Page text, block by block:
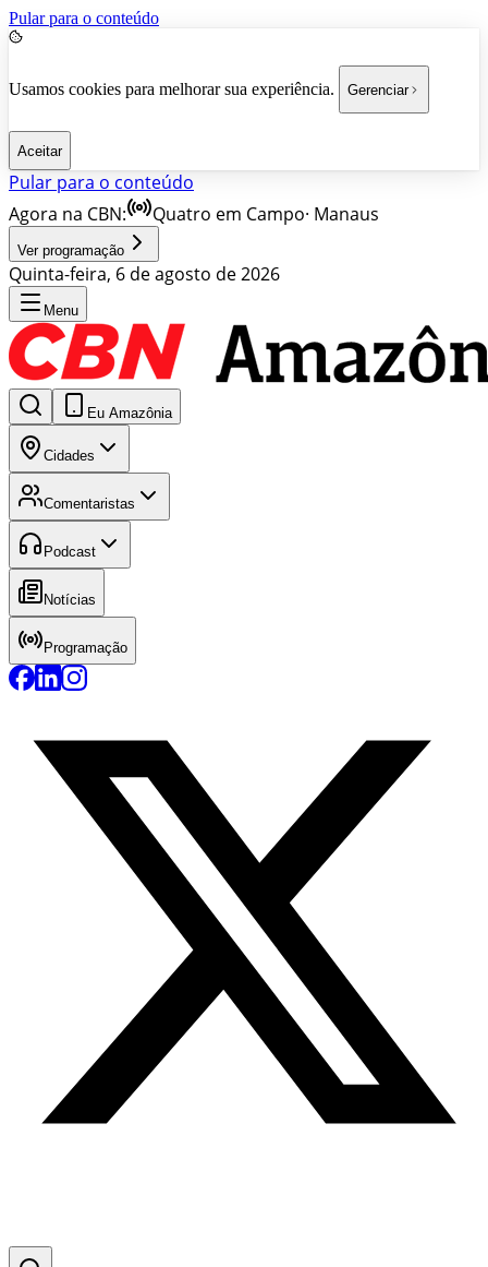
Pular para o conteúdo
Usamos cookies para melhorar sua experiência. Gerenciar
Aceitar
Pular para o conteúdo
Agora na CBN:
Quatro em Campo· Manaus
Ver programação
Quinta-feira, 6 de agosto de 2026
Menu
Eu Amazônia
Cidades
Comentaristas
Podcast
Notícias
Programação